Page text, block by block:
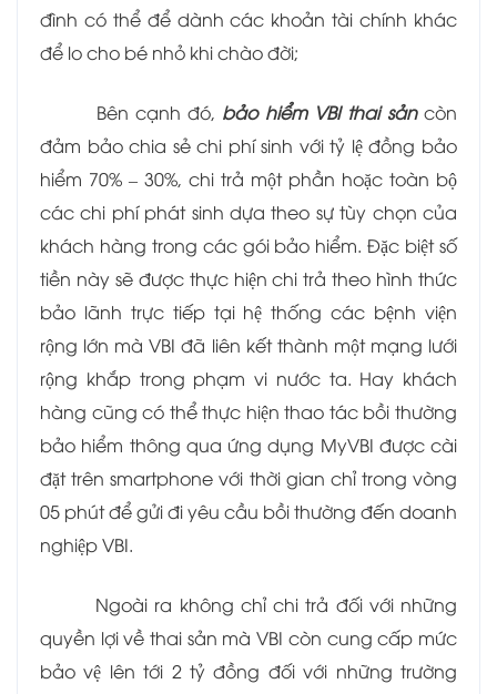
đình có thể để dành các khoản tài chính khác
để lo cho bé nhỏ khi chào đời;
Bên cạnh đó, bảo hiểm VBI thai sản còn
đảm bảo chia sẻ chi phí sinh với tỷ lệ đồng bảo
hiểm 70% – 30%, chi trả một phần hoặc toàn bộ
các chi phí phát sinh dựa theo sự tùy chọn của
khách hàng trong các gói bảo hiểm. Đặc biệt số
tiền này sẽ được thực hiện chi trả theo hình thức
bảo lãnh trực tiếp tại hệ thống các bệnh viện
rộng lớn mà VBI đã liên kết thành một mạng lưới
rộng khắp trong phạm vi nước ta. Hay khách
hàng cũng có thể thực hiện thao tác bồi thường
bảo hiểm thông qua ứng dụng MyVBI được cài
đặt trên smartphone với thời gian chỉ trong vòng
05 phút để gửi đi yêu cầu bồi thường đến doanh
nghiệp VBI.
Ngoài ra không chỉ chi trả đối với những
quyền lợi về thai sản mà VBI còn cung cấp mức
bảo vệ lên tới 2 tỷ đồng đối với những trường